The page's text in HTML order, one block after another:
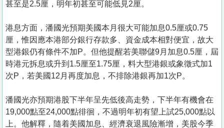
甚至是2.5厘，明年初甚至可能低見2厘。
港息方面，潘國光預期美國本月很大可能加息0.5厘或0.75
厘，惟因應本港部分銀行存款多、資金成本相對便宜，故大
型港銀仍有條件不加P。但他提醒若美聯儲9月加息0.5厘，屆
時港元拆息或升到1.5厘至1.75厘，料大型港銀或象徵式加1
次P，若美國12月再度加息，不排除港銀再加1次P。
潘國光亦預期港股下半年呈先低後高走勢，下半年有機會在
19,000點至24,000點徘徊，不過明年初有望上試25,000點以
上。他解釋，隨着美國加息、經濟衰退風險漸增，美股今季